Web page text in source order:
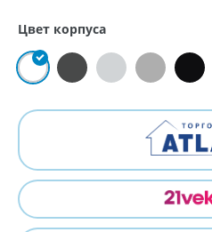
Цвет корпуса